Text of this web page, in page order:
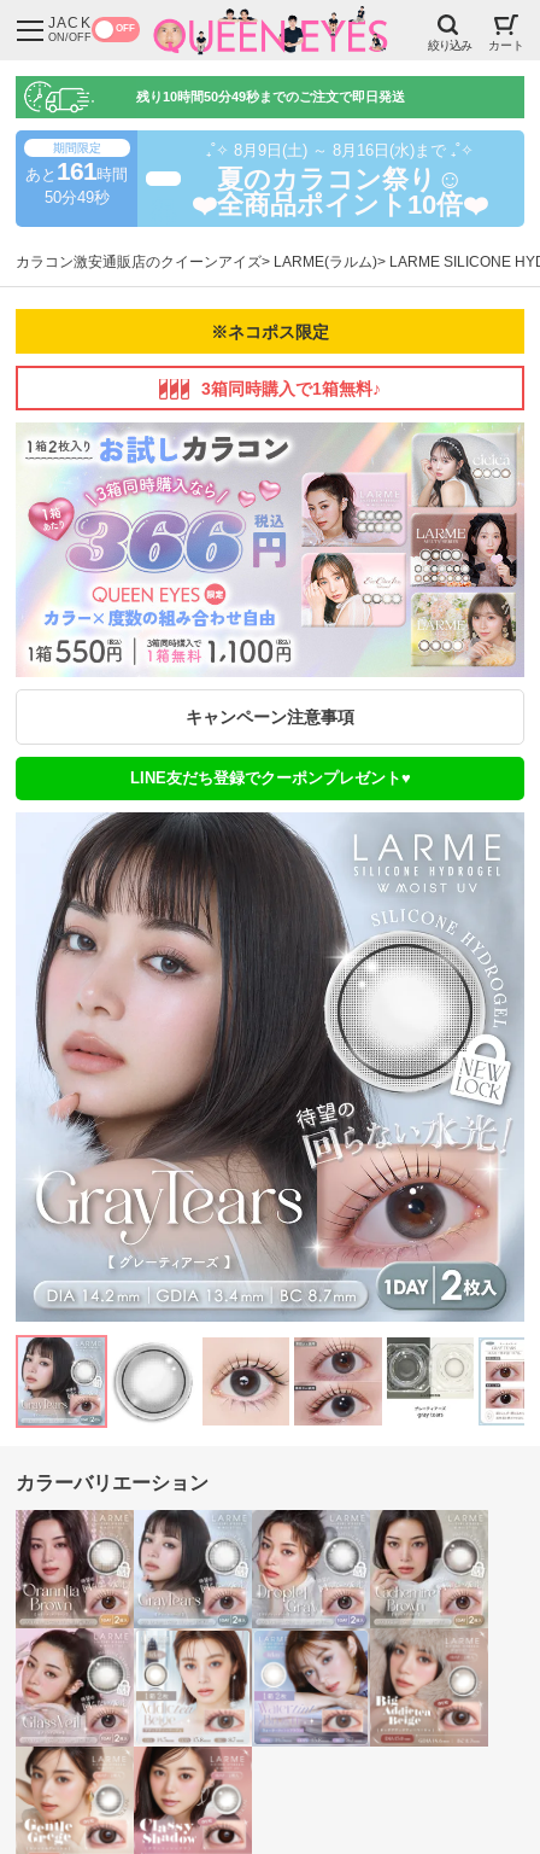
JACK
ON/OFF
OFF
絞り込み カート
残り10時間50分48秒までのご注文で即日発送
期間限定
あと 161時間
50分48秒
₊˚✧ 8月9日(土) ～ 8月16日(水)まで ₊˚✧
夏のカラコン祭り☺️
❤️全商品ポイント10倍❤️
カラコン激安通販店のクイーンアイズ LARME(ラルム) LARME SILICONE
※ネコポス限定
3箱同時購入で1箱無料♪
キャンペーン注意事項
LINE友だち登録でクーポンプレゼント♥
カラーバリエーション